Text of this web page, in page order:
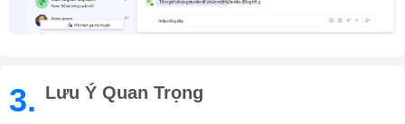
3. Lưu Ý Quan Trọng